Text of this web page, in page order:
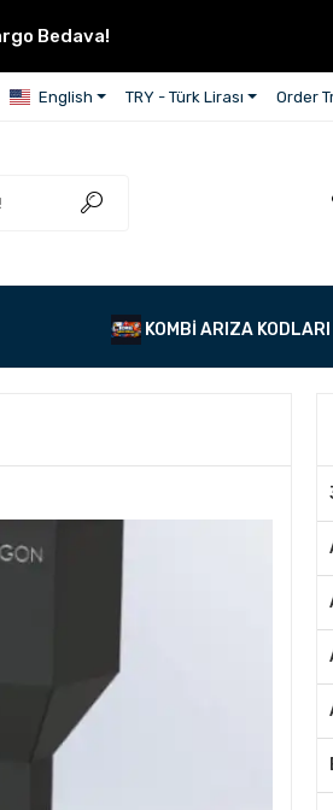
Bedava!
English TRY - Türk Lirası Order
KOMBİ ARIZA KODLARI